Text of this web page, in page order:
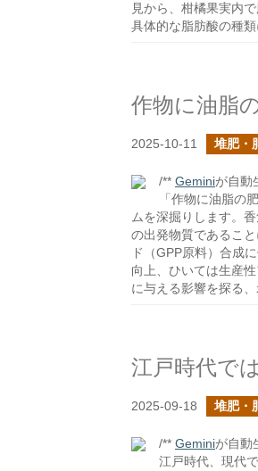
見から、柑橘果実内
具体的な脂肪酸の種
作物に油脂
2025-10-11 堆肥・
/** Geminiが自動
「作物に油脂の
ムを深掘りします。
の出発物質であるこ
ド（GPP原料）合成
向上、ひいては生産
に与える影響を探る
江戸時代で
2025-09-18 堆肥・
/** Geminiが自動
江戸時代、現代